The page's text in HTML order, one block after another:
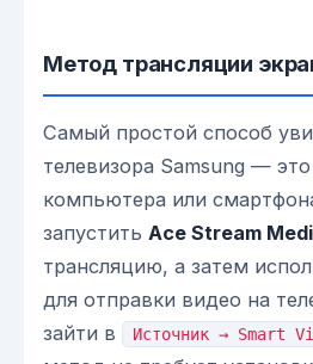
Метод трансляции
Самый простой способ
телевизора Samsung —
компьютера или
запустить Ace Stream
трансляцию, а затем
для отправки видео на
зайти в
Источник → Smart